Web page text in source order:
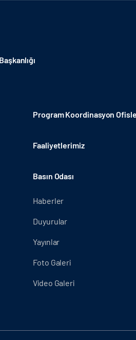
Program Koordinasyon
Faaliyetlerimiz
Basın Odası
Haberler
Duyurular
Yayınlar
Foto Galeri
Video Galeri